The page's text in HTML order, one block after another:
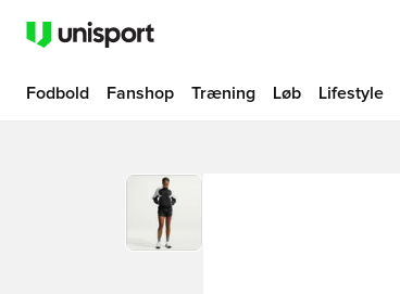
Fodbold Fanshop Træning Løb Lifestyle